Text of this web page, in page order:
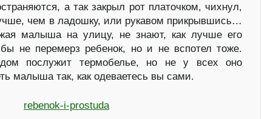
а так закрыл рот платочком, чихнул,
чем в ладошку, или рукавом прикрывшись…
малыша на улицу, не знают, как лучше его
не перемерз ребенок, но и не вспотел тоже.
послужит термобелье, но не у всех оно
малыша так, как одеваетесь вы сами.